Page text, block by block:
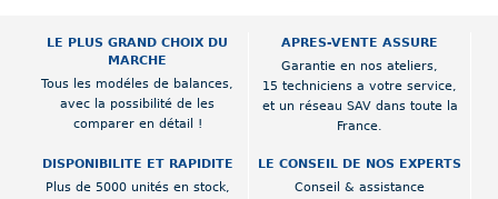
LE PLUS GRAND CHOIX DU
MARCHE
Tous les modéles de balances,
avec la possibilité de les
comparer en détail !
APRES-VENTE ASSURE
Garantie en nos ateliers,
15 techniciens a votre service,
et un réseau SAV dans toute la
France.
DISPONIBILITE ET RAPIDITE
Plus de 5000 unités en stock,
LE CONSEIL DE NOS EXPERTS
Conseil & assistance